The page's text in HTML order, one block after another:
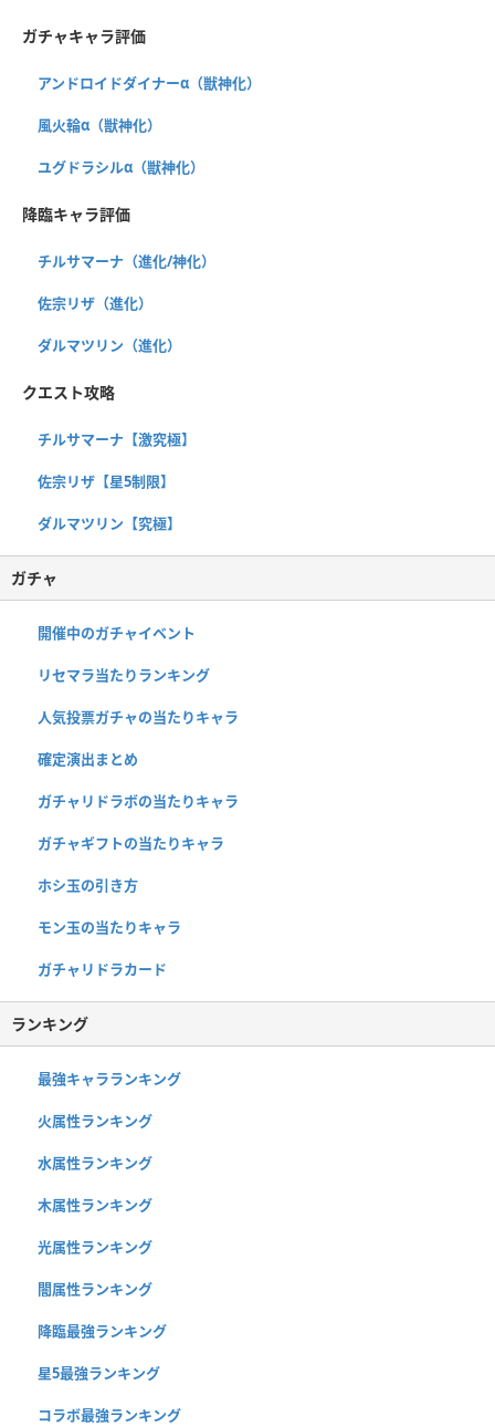
ガチャキャラ評価
アンドロイドダイナーα（獣神化）
風火輪α（獣神化）
ユグドラシルα（獣神化）
降臨キャラ評価
チルサマーナ（進化/神化）
佐宗リザ（進化）
ダルマツリン（進化）
クエスト攻略
チルサマーナ【激究極】
佐宗リザ【星5制限】
ダルマツリン【究極】
ガチャ
開催中のガチャイベント
リセマラ当たりランキング
人気投票ガチャの当たりキャラ
確定演出まとめ
ガチャリドラボの当たりキャラ
ガチャギフトの当たりキャラ
ホシ玉の引き方
モン玉の当たりキャラ
ガチャリドラカード
ランキング
最強キャラランキング
火属性ランキング
水属性ランキング
木属性ランキング
光属性ランキング
闇属性ランキング
降臨最強ランキング
星5最強ランキング
コラボ最強ランキング